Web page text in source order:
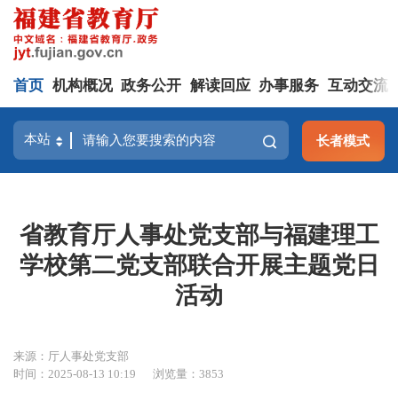
首页 机构概况 政务公开 解读回应 办事服务 互动交流
长者模式
省教育厅人事处党支部与福建理工
学校第二党支部联合开展主题党日
活动
来源：厅人事处党支部
时间：2025-08-13 10:19
浏览量：3853